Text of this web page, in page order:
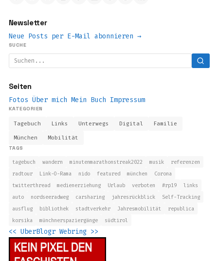
Newsletter
Neue Posts per E-Mail abonnieren →
SUCHE
Seiten
Fotos Über mich Mein Buch Impressum
KATEGORIEN
Tagebuch Links Unterwegs Digital Familie
München
Mobilität
TAGS
tagebuch wandern minutenmarathonstreak2022 musik
referenzen
radtour
Link-O-Rama nido featured münchen
Corona
twitterthread
medienerziehung Urlaub verboten #rp19
links
auto
nordseeradweg carsharing jahresrückblick
Self-Tracking
ausflug
bibliothek stadtverkehr Jahresmobilität
republica
korsika
münchnerspaziergänge südtirol
<< UberBlogr Webring >>